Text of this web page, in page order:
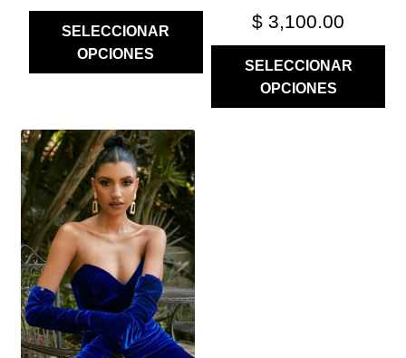
SELECCIONAR
OPCIONES
$ 3,100.00
SELECCIONAR
OPCIONES
ESTE
PRODUCTO
TIENE
MÚLTIPLES
VARIANTES.
LAS
OPCIONES
SE
PUEDEN
ELEGIR